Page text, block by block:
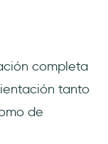
completa
tanto
de